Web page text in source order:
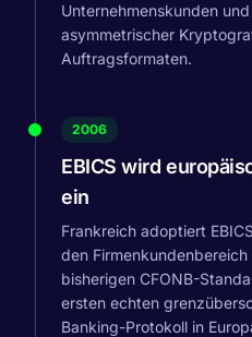
Unternehmenskunden
asymmetrischer
Auftragsformaten.
2006
EBICS wird
ein
Frankreich adoptiert
den
bisherigen CFONB-
ersten echten
Banking-Protokoll in